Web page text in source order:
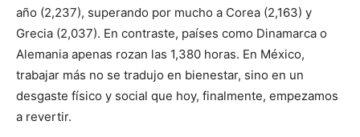
año (2,237), superando por mucho a Corea (2,163) y
Grecia (2,037). En contraste, países como Dinamarca o
Alemania apenas rozan las 1,380 horas. En México,
trabajar más no se tradujo en bienestar, sino en un
desgaste físico y social que hoy, finalmente, empezamos
a revertir.